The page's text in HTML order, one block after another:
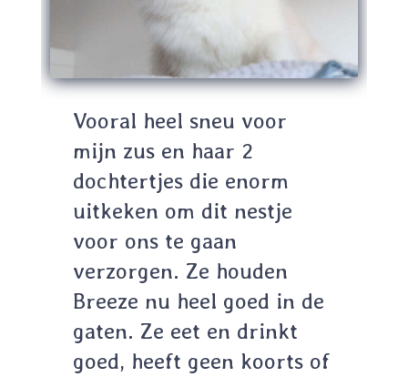
Vooral heel sneu voor
mijn zus en haar 2
dochtertjes die enorm
uitkeken om dit nestje
voor ons te gaan
verzorgen. Ze houden
Breeze nu heel goed in de
gaten. Ze eet en drinkt
goed, heeft geen koorts of